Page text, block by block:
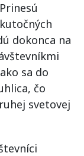
dokonca na
sa do
čo
svetovej